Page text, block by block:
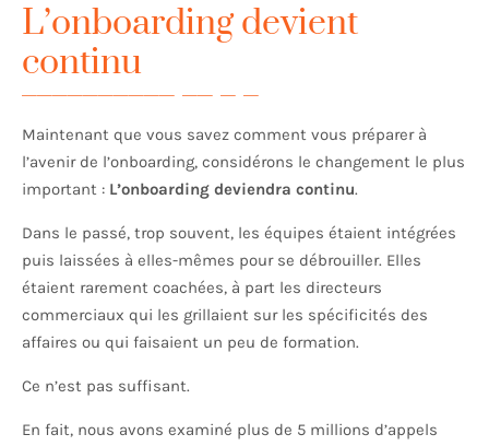
L’onboarding devient
continu
Maintenant que vous savez comment vous préparer à
l’avenir de l’onboarding, considérons le changement le plus
important : L’onboarding deviendra continu.
Dans le passé, trop souvent, les équipes étaient intégrées
puis laissées à elles-mêmes pour se débrouiller. Elles
étaient rarement coachées, à part les directeurs
commerciaux qui les grillaient sur les spécificités des
affaires ou qui faisaient un peu de formation.
Ce n’est pas suffisant.
En fait, nous avons examiné plus de 5 millions d’appels